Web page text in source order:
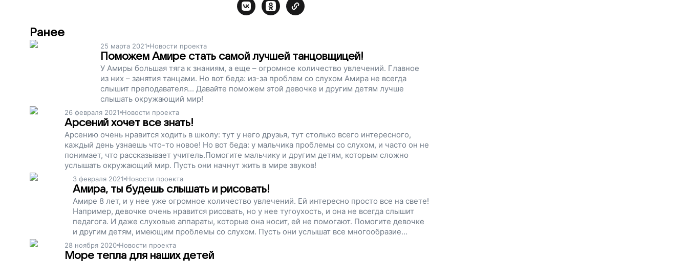
Ранее
25 марта 2021 Новости проекта
Поможем Амире стать самой лучшей танцовщицей!
У Амиры большая тяга к знаниям, а еще – огромное количество увлечений. Главное
из них – занятия танцами. Но вот беда: из-за проблем со слухом Амира не всегда
слышит преподавателя... Давайте поможем этой девочке и другим детям лучше
слышать окружающий мир!
26 февраля 2021 Новости проекта
Арсений хочет все знать!
Арсению очень нравится ходить в школу: тут у него друзья, тут столько всего интересного,
каждый день узнаешь что-то новое! Но вот беда: у мальчика проблемы со слухом, и часто он не
понимает, что рассказывает учитель.Помогите мальчику и другим детям, которым сложно
услышать окружающий мир. Пусть они начнут жить в мире звуков!
3 февраля 2021 Новости проекта
Амира, ты будешь слышать и рисовать!
Амире 8 лет, и у нее уже огромное количество увлечений. Ей интересно просто все на свете!
Например, девочке очень нравится рисовать, но у нее тугоухость, и она не всегда слышит
педагога. И даже слуховые аппараты, которые она носит, ей не помогают. Помогите девочке
и другим детям, имеющим проблемы со слухом. Пусть они услышат все многообразие
звуков!
28 ноября 2020 Новости проекта
Море тепла для наших детей